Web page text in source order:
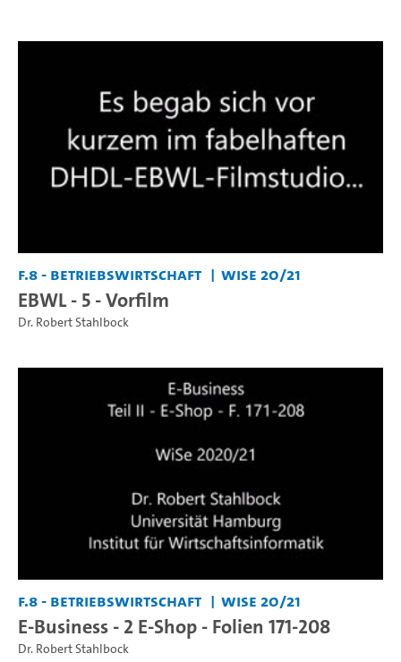
F.8 - Betriebswirtschaft WiSe 20/21
EBWL - 5 - Vorfilm
Dr. Robert Stahlbock
F.8 - Betriebswirtschaft WiSe 20/21
E-Business - 2 E-Shop - Folien 171-208
Dr. Robert Stahlbock